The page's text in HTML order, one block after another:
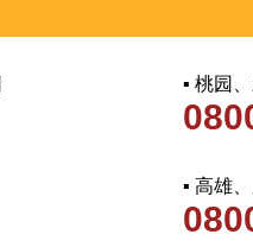
▪ 桃园
▪ 高雄